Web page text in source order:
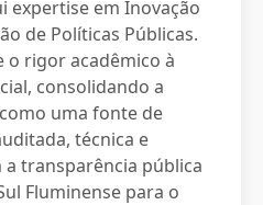
expertise em Inovação
de Políticas Públicas.
o rigor acadêmico à
consolidando a
uma fonte de
técnica e
transparência pública
Fluminense para o